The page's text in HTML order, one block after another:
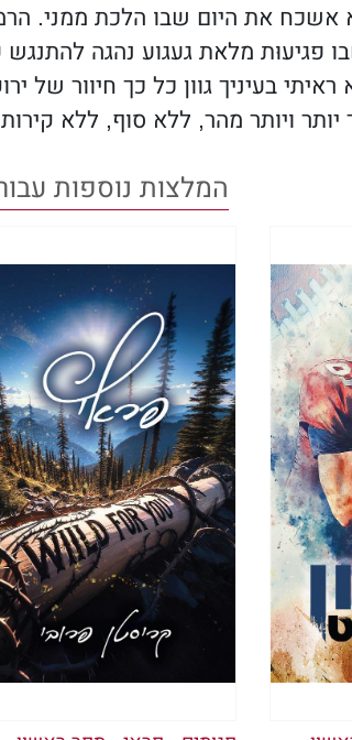
Truth About
.
הספר הזה הוציא ממניכל רגש
A Bullet Between Us
ממש התייפחתי, בחלקים של
מעוות וישאיר אתכם מתחננים
מהעולם הזה." - הבלוגFreek
ש ניקול פיורינה היא גאונה בלספר
וארגה סיפור כזה של אהבה. שני
להיות בסדר."- הסופרת ג'. מרי.
היה חזק! אתם מכירים את
עומד לקרות, ואתם יושבים
כשקראתי את הספר הזה מתחילתו
מחכה לזה, ובחיי שלא
אשכח את היום שבו הלכת ממני.
פגיעוּת מלאת געגוע נהגה
בעיניך גוון כל כך חיוור של
ויותר מהר, ללא סוף, ללא
השערה —החוט היה הלב שלי.
גופי. שמעתי אותו הולם באוזניי,
מקצב סדיר, מסרב לוותר על מה
שניות.
חיכיתי, שעה שגופי הלך ונחלש
היה מופנה אליי.
כבר לא היה קיים, אבל אני
המלצות נוספות